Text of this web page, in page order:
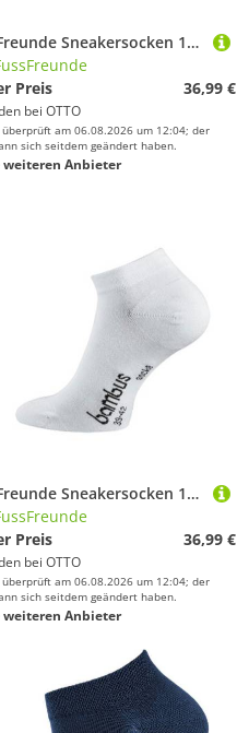
FussFreunde Sneakersocken 12 Paar superweiche Sneaker-Socken Bambus-Socken mit ANTILOCH-Garantie (12 Paar) handgekettelt, Spitze und Ferse verstärkt
Preis
36,99 €
bei OTTO
am 06.08.2026 um 12:04; der
sich seitdem geändert haben.
weiteren Anbieter
FussFreunde Sneakersocken 12 Paar superweiche Sneaker-Socken Bambus-Socken mit ANTILOCH-Garantie (12 Paar) handgekettelt, Spitze und Ferse verstärkt
Preis
36,99 €
bei OTTO
am 06.08.2026 um 12:04; der
sich seitdem geändert haben.
weiteren Anbieter